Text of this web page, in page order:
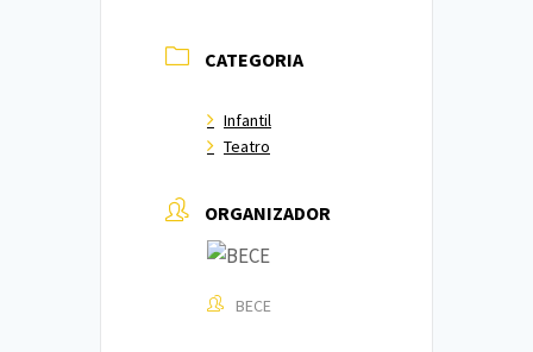
CATEGORIA
Infantil
Teatro
ORGANIZADOR
BECE